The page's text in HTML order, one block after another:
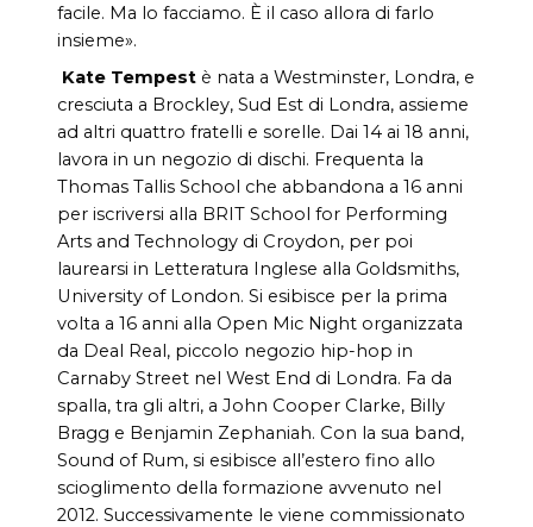
facile. Ma lo facciamo. È il caso allora di farlo
insieme».
Kate Tempest è nata a Westminster, Londra, e
cresciuta a Brockley, Sud Est di Londra, assieme
ad altri quattro fratelli e sorelle. Dai 14 ai 18 anni,
lavora in un negozio di dischi. Frequenta la
Thomas Tallis School che abbandona a 16 anni
per iscriversi alla BRIT School for Performing
Arts and Technology di Croydon, per poi
laurearsi in Letteratura Inglese alla Goldsmiths,
University of London. Si esibisce per la prima
volta a 16 anni alla Open Mic Night organizzata
da Deal Real, piccolo negozio hip-hop in
Carnaby Street nel West End di Londra. Fa da
spalla, tra gli altri, a John Cooper Clarke, Billy
Bragg e Benjamin Zephaniah. Con la sua band,
Sound of Rum, si esibisce all’estero fino allo
scioglimento della formazione avvenuto nel
2012. Successivamente le viene commissionato